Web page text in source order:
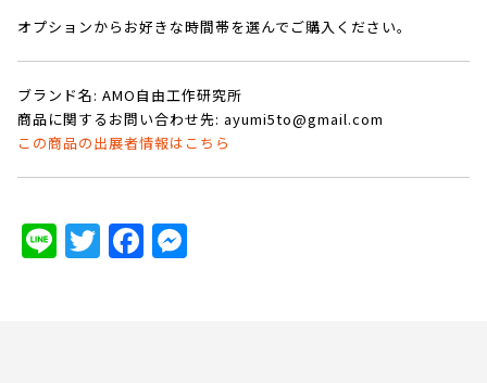
オプションからお好きな時間帯を選んでご購入ください。
ブランド名: AMO自由工作研究所
商品に関するお問い合わせ先: ayumi5to@gmail.com
この商品の出展者情報はこちら
LineTwitterFacebook